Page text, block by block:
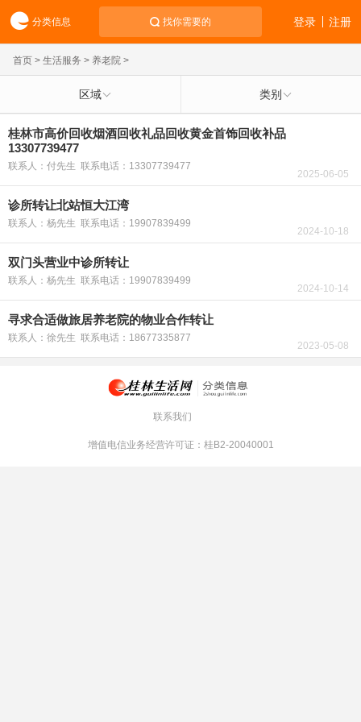
分类信息 找你需要的 注册
登录
首页 > 生活服务 > 养老院 >
区域 类别
桂林市高价回收烟酒回收礼品回收黄金首饰回收补品
13307739477
联系人：付先生 联系电话：13307739477
2025-06-05
诊所转让北站恒大江湾
联系人：杨先生 联系电话：19907839499
2024-10-18
双门头营业中诊所转让
联系人：杨先生 联系电话：19907839499
2024-10-14
寻求合适做旅居养老院的物业合作转让
联系人：徐先生 联系电话：18677335877
2023-05-08
联系我们
增值电信业务经营许可证：桂B2-20040001